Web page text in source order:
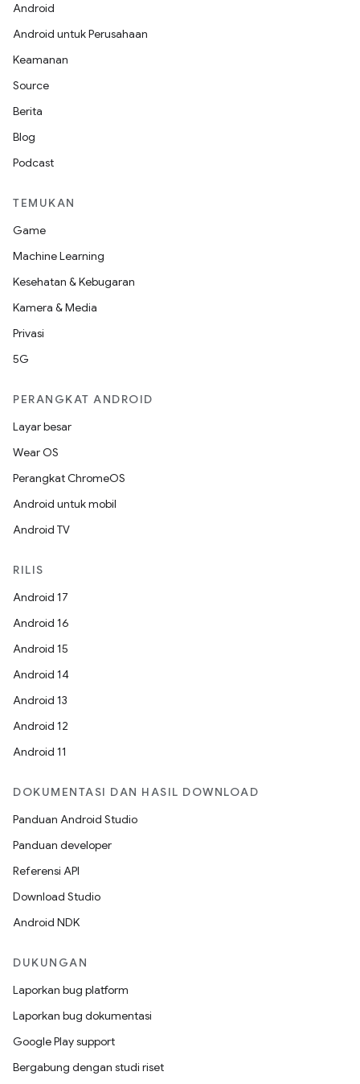
Android
Android untuk Perusahaan
Keamanan
Source
Berita
Blog
Podcast
TEMUKAN
Game
Machine Learning
Kesehatan & Kebugaran
Kamera & Media
Privasi
5G
PERANGKAT ANDROID
Layar besar
Wear OS
Perangkat ChromeOS
Android untuk mobil
Android TV
RILIS
Android 17
Android 16
Android 15
Android 14
Android 13
Android 12
Android 11
DOKUMENTASI DAN HASIL DOWNLOAD
Panduan Android Studio
Panduan developer
Referensi API
Download Studio
Android NDK
DUKUNGAN
Laporkan bug platform
Laporkan bug dokumentasi
Google Play support
Bergabung dengan studi riset